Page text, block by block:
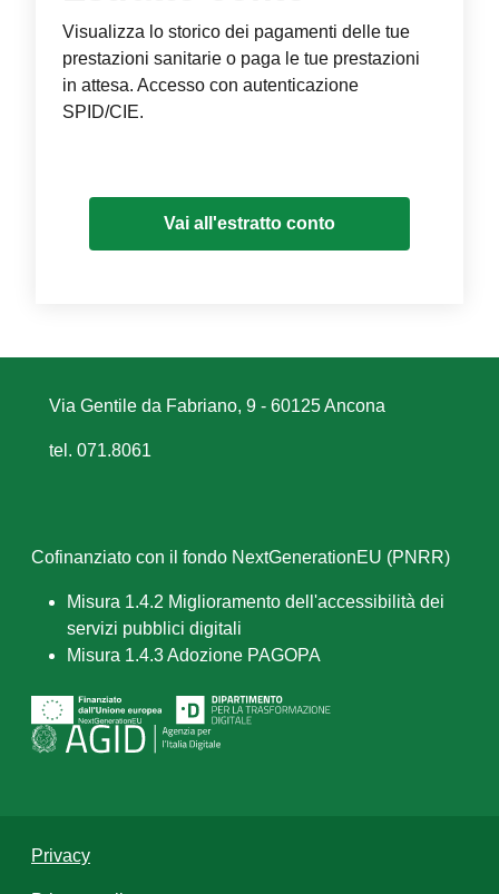
Visualizza lo storico dei pagamenti delle tue
prestazioni sanitarie o paga le tue prestazioni
in attesa. Accesso con autenticazione
SPID/CIE.
Vai all'estratto conto
Via Gentile da Fabriano, 9 - 60125 Ancona
tel. 071.8061
Cofinanziato con il fondo NextGenerationEU (PNRR)
Misura 1.4.2 Miglioramento dell'accessibilità dei
servizi pubblici digitali
Misura 1.4.3 Adozione PAGOPA
Privacy